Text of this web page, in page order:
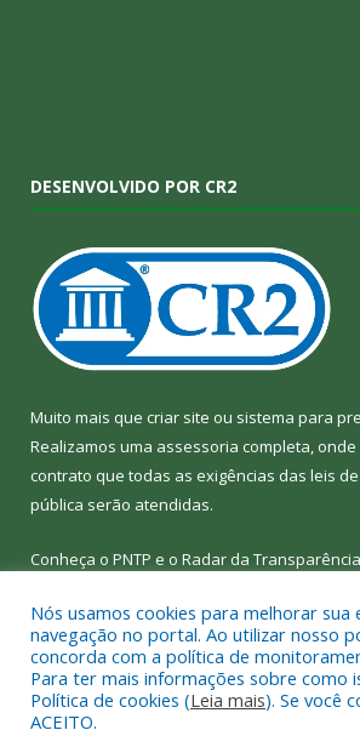
DESENVOLVIDO POR CR2
Muito mais que criar site ou sistema para
Realizamos uma assessoria completa,
contrato que todas as exigências das leis
pública serão atendidas.
Conheça o PNTP e o Radar da
Todos os direitos reservados a Câmara
do Tocantins.
Nós usamos cookies para melhorar sua
navegação no portal. Ao utilizar nosso
concorda com a política de
Para ter mais informações sobre como
Política de cookies (Leia mais). Se você
ACEITO.